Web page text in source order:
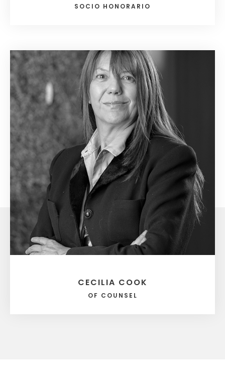
SOCIO HONORARIO
CECILIA COOK
OF COUNSEL